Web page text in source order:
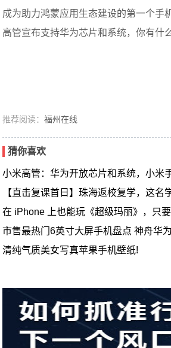
成为助力鸿蒙应用生态建设的第一个手
高管宣布支持华为芯片和系统，你有什
推荐阅读：福州在线
猜你喜欢
小米高管：华为开放芯片和系统，小米
【直击复课首日】珠海返校复学，这名
在 iPhone 上也能玩《超级玛丽》，只
市售最热门6英寸大屏手机盘点 神舟华
清纯气质美女写真苹果手机壁纸!